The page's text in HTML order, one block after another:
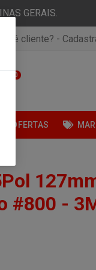
GERAIS.
é cliente? -
0
OFERTAS
#800 -